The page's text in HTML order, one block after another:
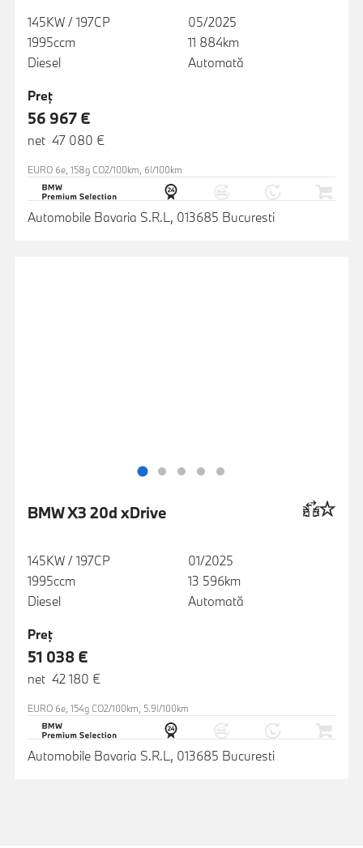
145KW / 197CP
1995ccm
Diesel
05/2025
11 884km
Automată
Preţ
56 967 €
net 47 080 €
EURO 6e, 158g CO2/100km, 6l/100km
Automobile Bavaria S.R.L, 013685 Bucuresti
BMW X3 20d xDrive
145KW / 197CP
1995ccm
Diesel
01/2025
13 596km
Automată
Preţ
51 038 €
net 42 180 €
EURO 6e, 154g CO2/100km, 5.9l/100km
Automobile Bavaria S.R.L, 013685 Bucuresti